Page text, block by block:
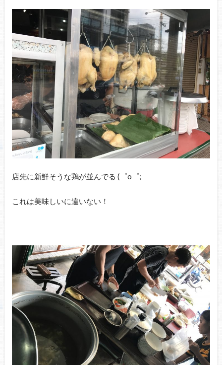
店先に新鮮そうな鶏が並んでる (゜o゜;
これは美味しいに違いない！